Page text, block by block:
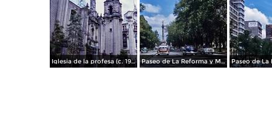
Iglesia de la profesa (c. 1950) Paseo de La Reforma y Mto a La Independencia 1950 Paseo de La